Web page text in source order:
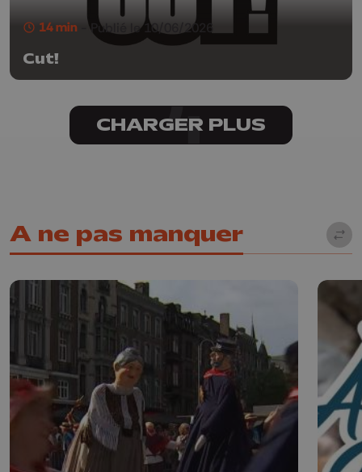
14 min - Publié le 10/06/2026
Cut!
CHARGER PLUS
A ne pas manquer